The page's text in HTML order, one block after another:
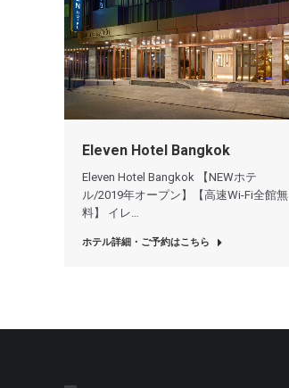
Eleven Hotel Bangkok
Eleven Hotel Bangkok 【NEWホテ
ル/2019年オープン】【高速Wi-Fi全館無
料】 イレ…
ホテル詳細・ご予約はこちら